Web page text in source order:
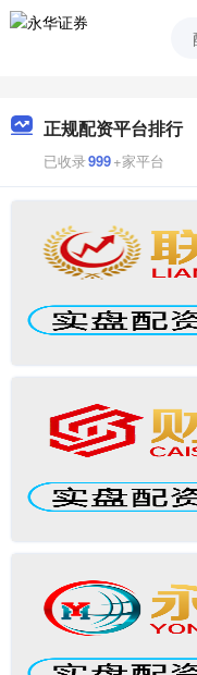
正规配资平台排行
已收录999+家平台